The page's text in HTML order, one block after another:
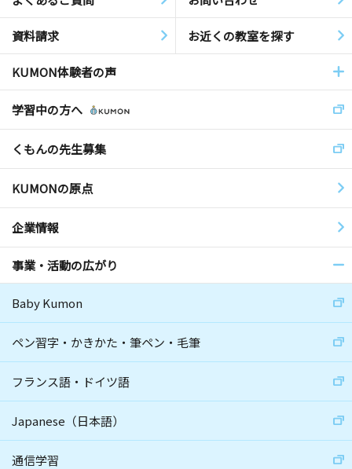
資料請求 お近くの教室を探す
KUMON体験者の声
学習中の方へ
くもんの先生募集
KUMONの原点
企業情報
事業・活動の広がり
Baby Kumon
ペン習字・かきかた・筆ペン・毛筆
フランス語・ドイツ語
Japanese（日本語）
通信学習